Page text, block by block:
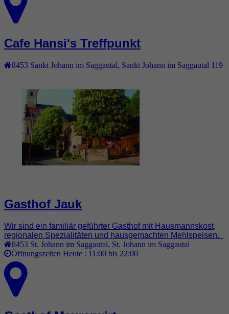
Cafe Hansi's Treffpunkt
8453 Sankt Johann im Saggautal Sankt Johann im Saggautal 119
Gasthof Jauk
Wir sind ein familiär geführter Gasthof mit Hausmannskost,
regionalen Spezialitäten und hausgemachten Mehlspeisen.
8453 St. Johann im Saggautal
St. Johann im Saggautal
Öffnungszeiten Heute : 11:00 bis 22:00